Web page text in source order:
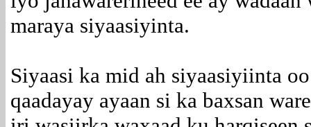
maraya siyaasiyinta.
Siyaasi ka mid ah siyaasiyiinta
qaadayay ayaan si ka baxsan